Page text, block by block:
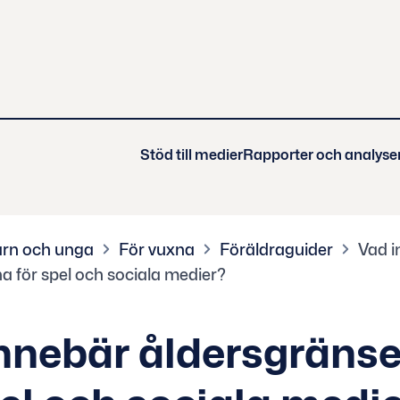
Stöd till medierRapporter och
och unga För vuxna Föräldraguider
Vad
för spel och sociala medier?